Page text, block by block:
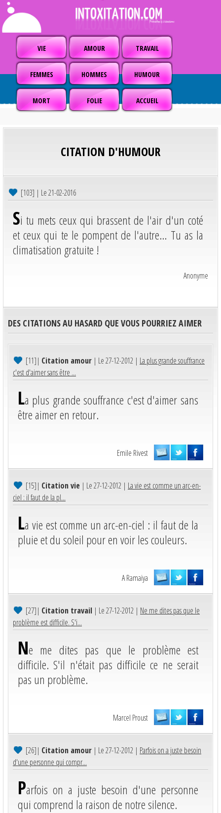
VIE AMOUR TRAVAIL
FEMMES HOMMES HUMOUR
MORT FOLIE ACCUEIL
CITATION D'HUMOUR
[103] | Le 21-02-2016
Si tu mets ceux qui brassent de l'air d'un coté
et ceux qui te le pompent de l'autre... Tu as la
climatisation gratuite !
Anonyme
DES CITATIONS AU HASARD QUE VOUS POURRIEZ AIMER
[11]| Citation amour | Le 27-12-2012 | La plus grande souffrance
c'est d'aimer sans être ...
La plus grande souffrance c'est d'aimer sans
être aimer en retour.
Emile Rivest
[15]| Citation vie | Le 27-12-2012 | La vie est comme un arc-en-
ciel : il faut de la pl...
La vie est comme un arc-en-ciel : il faut de la
pluie et du soleil pour en voir les couleurs.
A Ramaiya
[27]| Citation travail | Le 27-12-2012 | Ne me dites pas que le
problème est difficile. S'i...
Ne me dites pas que le problème est
difficile. S'il n'était pas difficile ce ne serait
pas un problème.
Marcel Proust
[26]| Citation amour | Le 27-12-2012 | Parfois on a juste besoin
d'une personne qui compr...
Parfois on a juste besoin d'une personne
qui comprend la raison de notre silence.